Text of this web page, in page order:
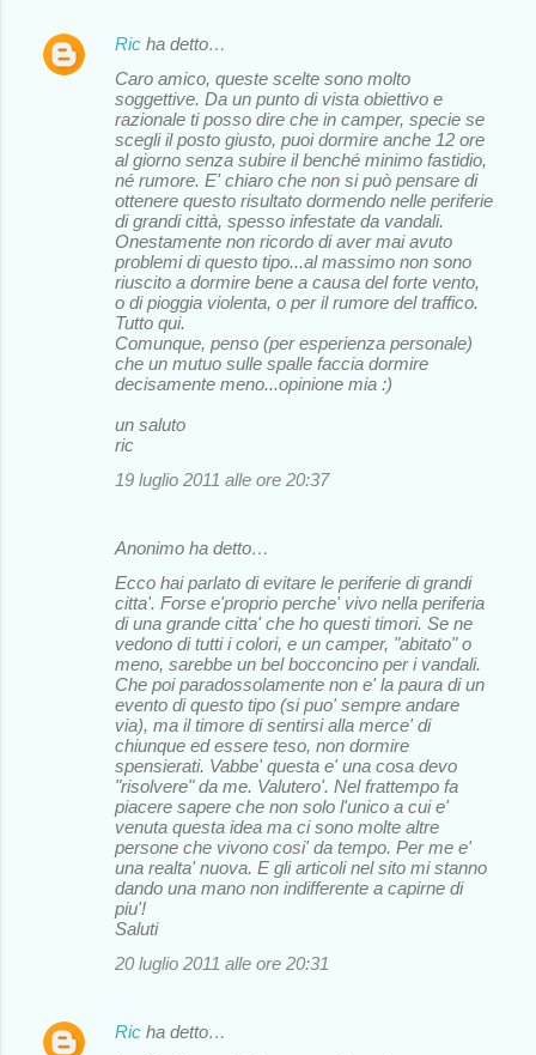
Ric ha detto…
Caro amico, queste scelte sono molto
soggettive. Da un punto di vista obiettivo e
razionale ti posso dire che in camper, specie se
scegli il posto giusto, puoi dormire anche 12 ore
al giorno senza subire il benché minimo fastidio,
né rumore. E' chiaro che non si può pensare di
ottenere questo risultato dormendo nelle periferie
di grandi città, spesso infestate da vandali.
Onestamente non ricordo di aver mai avuto
problemi di questo tipo...al massimo non sono
riuscito a dormire bene a causa del forte vento,
o di pioggia violenta, o per il rumore del traffico.
Tutto qui.
Comunque, penso (per esperienza personale)
che un mutuo sulle spalle faccia dormire
decisamente meno...opinione mia :)
un saluto
ric
19 luglio 2011 alle ore 20:37
Anonimo ha detto…
Ecco hai parlato di evitare le periferie di grandi
citta'. Forse e'proprio perche' vivo nella periferia
di una grande citta' che ho questi timori. Se ne
vedono di tutti i colori, e un camper, "abitato" o
meno, sarebbe un bel bocconcino per i vandali.
Che poi paradossolamente non e' la paura di un
evento di questo tipo (si puo' sempre andare
via), ma il timore di sentirsi alla merce' di
chiunque ed essere teso, non dormire
spensierati. Vabbe' questa e' una cosa devo
"risolvere" da me. Valutero'. Nel frattempo fa
piacere sapere che non solo l'unico a cui e'
venuta questa idea ma ci sono molte altre
persone che vivono cosi' da tempo. Per me e'
una realta' nuova. E gli articoli nel sito mi stanno
dando una mano non indifferente a capirne di
piu'!
Saluti
20 luglio 2011 alle ore 20:31
Ric ha detto…